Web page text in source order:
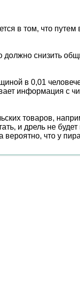
в том, что
должно снизить
в 0,01
информация с
товаров,
и дрель не
что у